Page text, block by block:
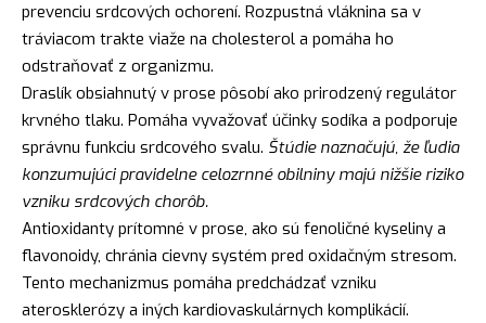
prevenciu srdcových ochorení. Rozpustná vláknina sa v
tráviacom trakte viaže na cholesterol a pomáha ho
odstraňovať z organizmu.
Draslík obsiahnutý v prose pôsobí ako prirodzený regulátor
krvného tlaku. Pomáha vyvažovať účinky sodíka a podporuje
správnu funkciu srdcového svalu. Štúdie naznačujú, že ľudia
konzumujúci pravidelne celozrnné obilniny majú nižšie riziko
vzniku srdcových chorôb.
Antioxidanty prítomné v prose, ako sú fenoličné kyseliny a
flavonoidy, chránia cievny systém pred oxidačným stresom.
Tento mechanizmus pomáha predchádzať vzniku
aterosklerózy a iných kardiovaskulárnych komplikácií.